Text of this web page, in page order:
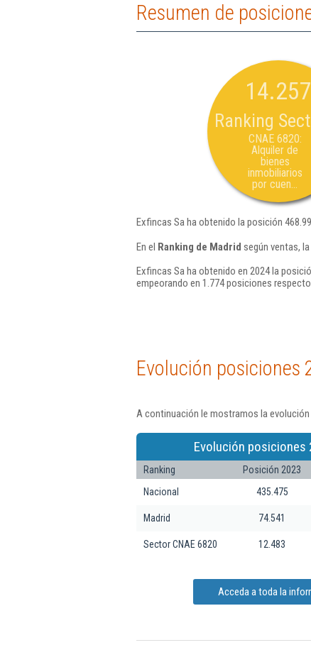
Resumen de
14.257
Ranking
CNAE 6820:
Alquiler de
bienes
inmobiliarios
por cuen...
Exfincas Sa ha obtenido la posición
En el Ranking de Madrid según ventas,
Exfincas Sa ha obtenido en 2024 la
empeorando en 1.774 posiciones
Evolución posiciones
A continuación le mostramos la evolución
Evolución posiciones
Ranking Posición 2023
Nacional
435.475
Madrid 74.541
Sector CNAE 6820 12.483
Acceda a toda la